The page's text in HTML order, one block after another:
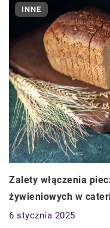
INNE
Zalety włączenia
żywieniowych w
6 stycznia 2025